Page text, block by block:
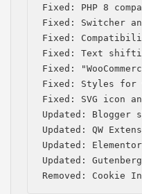
Fixed: PHP 8
Fixed: Switcher
Fixed:
Fixed: Text
Fixed:
Fixed: Styles for
Fixed: SVG icon
Updated: Blogger
Updated: QW
Updated:
Updated:
Removed: Cookie